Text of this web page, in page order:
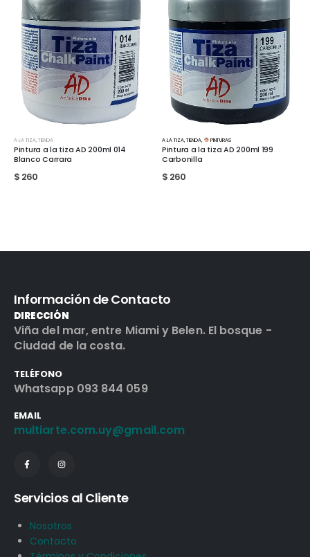
A LA TIZA,TIENDA
Pintura a la tiza AD 200ml 199
Carbonilla
$260
A LA TIZA,TIENDA, PINTURAS
Pintura A la tiza Multiarte Amarillo
Pastel 200ml
$260
Información de Contacto
DIRECCIÓN
Viña del mar, entre Miami y Belen. El bosque -
Ciudad de la costa.
TELÉFONO
Whatsapp 093 844 059
EMAIL
multiarte.com.uy@gmail.com
Servicios al Cliente
Nosotros
Contacto